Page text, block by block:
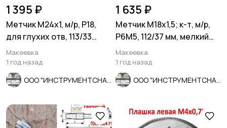
1 395 ₽
Метчик М24х1, м/р, Р18,
для глухих отв, 113/33
мм,мелкий шаг, СССР.
Макеевка
1 год назад
1 635 ₽
Метчик М18х1,5; к-т, м/р,
Р6М5, 112/37 мм, мелкий
шаг, шлифованный, ГО
Макеевка
1 год назад